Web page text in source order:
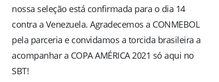
nossa seleção está confirmada para o dia 14
contra a Venezuela. Agradecemos a CONMEBOL
pela parceria e convidamos a torcida brasileira a
acompanhar a COPA AMÉRICA 2021 só aqui no
SBT!